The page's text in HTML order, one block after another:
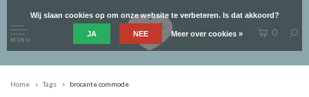
MENU
0
Home Tags brocante commode
Wij slaan cookies op om onze website te verbeteren. Is dat akkoord?
JA NEE Meer over cookies »